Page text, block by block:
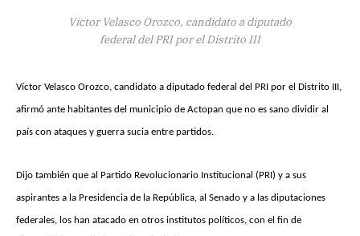
Víctor Velasco Orozco, candidato a diputado
federal del PRI por el Distrito III
Víctor Velasco Orozco, candidato a diputado federal del PRI por el Distrito III,
afirmó ante habitantes del municipio de Actopan que no es sano dividir al
país con ataques y guerra sucia entre partidos.
Dijo también que al Partido Revolucionario Institucional (PRI) y a sus
aspirantes a la Presidencia de la República, al Senado y a las diputaciones
federales, los han atacado en otros institutos políticos, con el fin de